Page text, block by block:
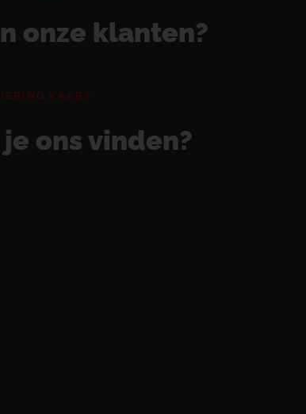
onze klanten?
KAART
ons vinden?